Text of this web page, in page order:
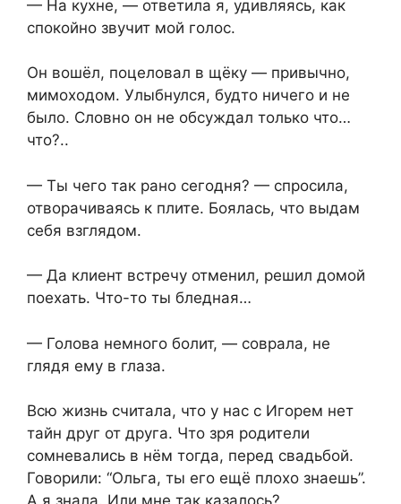
— На кухне, — ответила я, удивляясь, как
спокойно звучит мой голос.
Он вошёл, поцеловал в щёку — привычно,
мимоходом. Улыбнулся, будто ничего и не
было. Словно он не обсуждал только что…
что?..
— Ты чего так рано сегодня? — спросила,
отворачиваясь к плите. Боялась, что выдам
себя взглядом.
— Да клиент встречу отменил, решил домой
поехать. Что-то ты бледная…
— Голова немного болит, — соврала, не
глядя ему в глаза.
Всю жизнь считала, что у нас с Игорем нет
тайн друг от друга. Что зря родители
сомневались в нём тогда, перед свадьбой.
Говорили: “Ольга, ты его ещё плохо знаешь”.